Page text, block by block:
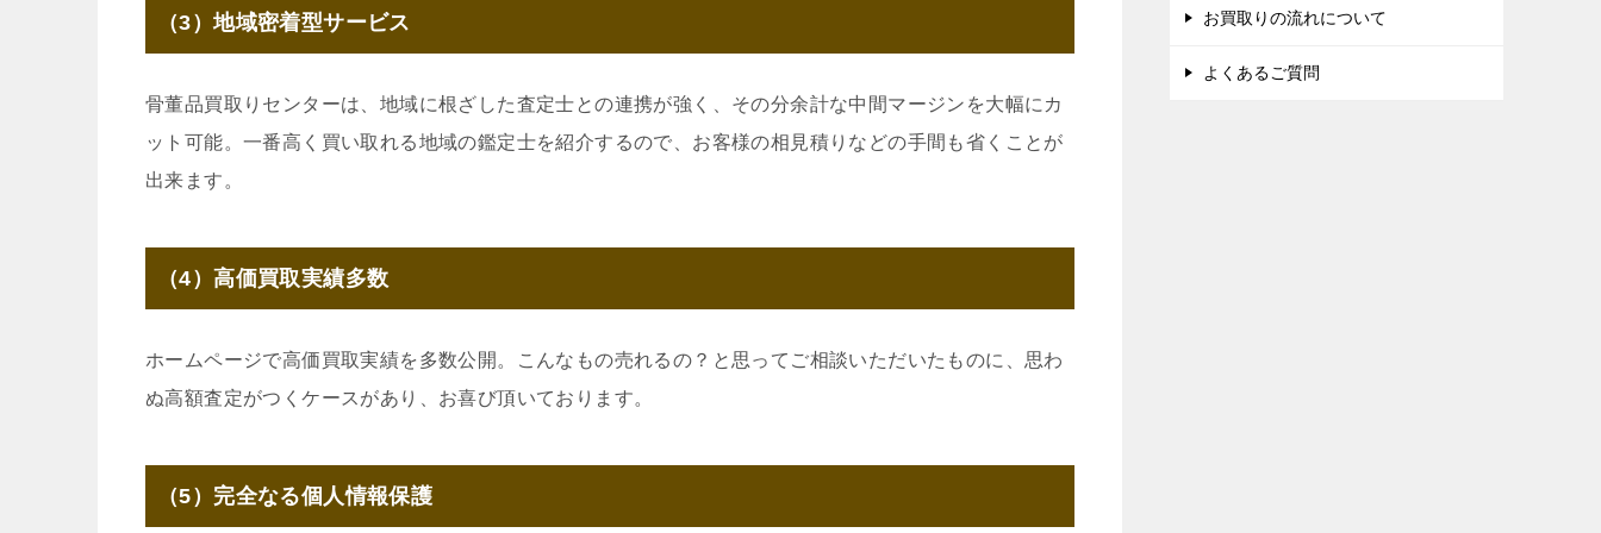
（3）地域密着型サービス
骨董品買取りセンターは、地域に根ざした査定士との連携が強く、その分余計な中間マージンを大幅にカ
ット可能。一番高く買い取れる地域の鑑定士を紹介するので、お客様の相見積りなどの手間も省くことが
出来ます。
（4）高価買取実績多数
ホームページで高価買取実績を多数公開。こんなもの売れるの？と思ってご相談いただいたものに、思わ
ぬ高額査定がつくケースがあり、お喜び頂いております。
（5）完全なる個人情報保護
お買取りの流れについて
よくあるご質問